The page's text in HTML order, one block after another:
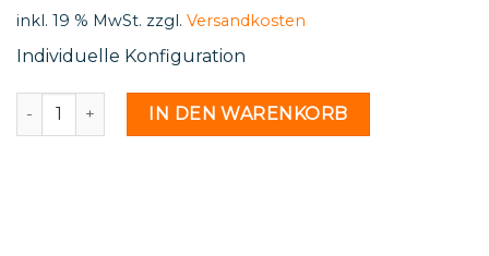
inkl. 19 % MwSt. zzgl. Versandkosten
Individuelle Konfiguration
St 52 24 - 2216937 MengeIN DEN WARENKORB